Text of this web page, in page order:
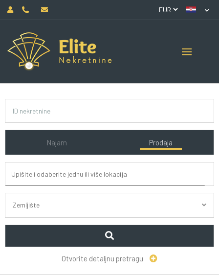
Najam Prodaja
Zemljište
Otvorite detaljnu pretragu